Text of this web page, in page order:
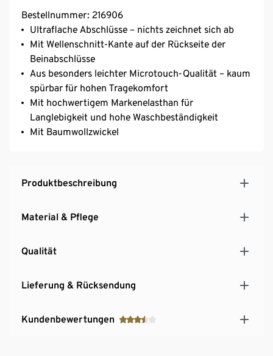
Bestellnummer: 216906
Ultraflache Abschlüsse – nichts zeichnet sich ab
Mit Wellenschnitt-Kante auf der Rückseite der
Beinabschlüsse
Aus besonders leichter Microtouch-Qualität – kaum
spürbar für hohen Tragekomfort
Mit hochwertigem Markenelasthan für
Langlebigkeit und hohe Waschbeständigkeit
Mit Baumwollzwickel
Produktbeschreibung
Material & Pflege
Qualität
Lieferung & Rücksendung
Kundenbewertungen